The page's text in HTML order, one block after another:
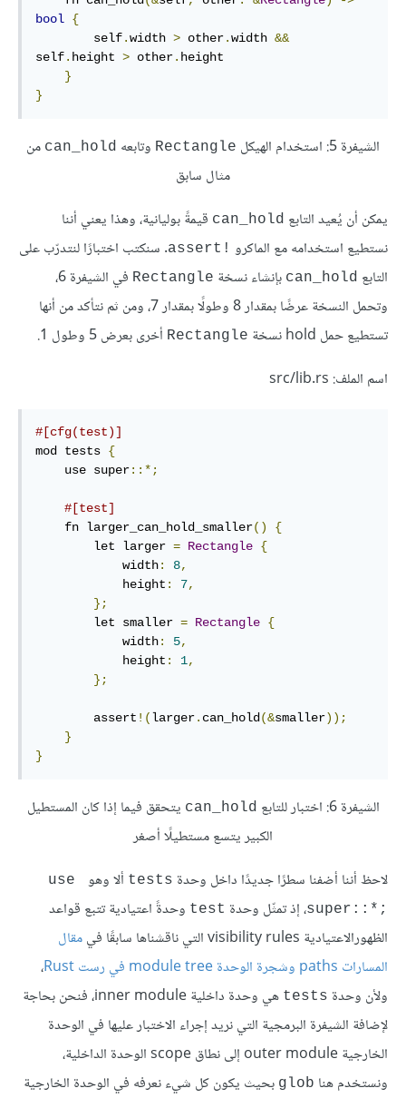
bool {
        self
.width > other.width &&
self. height > other. height
}
}
الشيفرة 5: استخدام الهيكل Rectangle وتابعه can_hold من
مثال سابق
يمكن أن يُعيد التابع can_hold قيمةً بوليانية، وهذا يعني أننا
نستطيع استخدامه مع الماكرو assert!‎. سنكتب اختبارًا لنتدرّب على
التابع can_hold بإنشاء نسخة Rectangle
في الشيفرة 6،
وتحمل النسخة عرضًا بمقدار 8 وطولًا بمقدار 7، ومن ثم نتأكد من أنها
تستطيع حمل hold نسخة
Rectangle أخرى بعرض 5 وطول 1.
اسم الملف: src/lib.rs
#[cfg(test)]
mod tests {
    use super
::*;
#[test]
    fn larger_can_hold_smaller
()
{
        let larger
= Rectangle {
            width
: 8,
            height
: 7,
};
        let smaller
= Rectangle {
            width
: 5,
            height
: 1,
};
        assert
!(larger. can_hold(&smaller));
}
}
الشيفرة 6: اختبار للتابع can_hold يتحقق فيما إذا كان المستطيل
الكبير يتسع مستطيلًا أصغر
لاحظ أننا أضفنا سطرًا جديدًا داخل وحدة tests ألا وهو
use
super::*;‎، إذ تمثّل وحدة test وحدةً اعتيادية تتبع قواعد
الظهورالاعتيادية visibility rules التي ناقشناها سابقًا في
مقال
المسارات paths وشجرة الوحدة module tree في رست Rust
،
ولأن وحدة tests
هي وحدة داخلية inner module، فنحن بحاجة
لإضافة الشيفرة البرمجية التي نريد إجراء الاختبار عليها في الوحدة
الخارجية outer module إلى نطاق scope الوحدة الداخلية،
ونستخدم هنا glob بحيث يكون كل شيء نعرفه في الوحدة الخارجية